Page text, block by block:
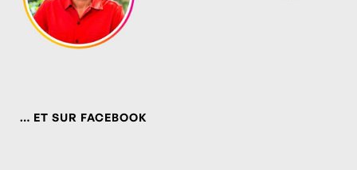
… ET SUR FACEBOOK